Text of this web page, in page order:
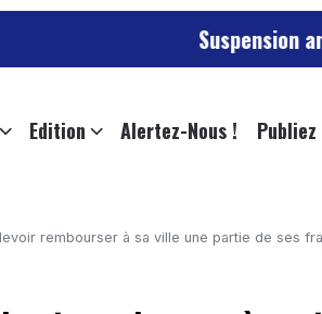
Suspension annulée
Edition Alertez-Nous !
rembourser à sa ville une partie de ses